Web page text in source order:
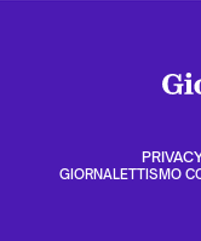
GIORNALETTISMO